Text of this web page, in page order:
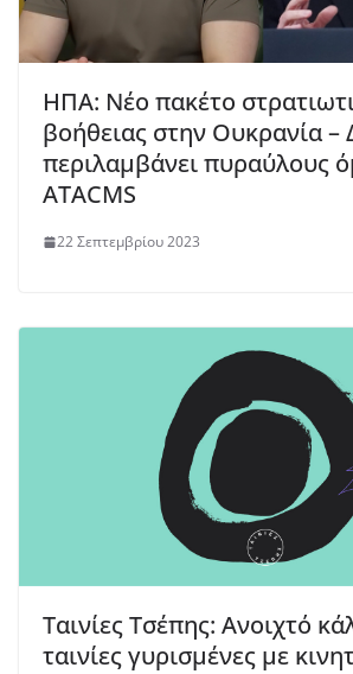
ΗΠΑ: Νέο πακέτο
βοήθειας στην Ουκρανία –
περιλαμβάνει πυραύλους
ATACMS
22 Σεπτεμβρίου 2023
Ταινίες Τσέπης: Ανοιχτό
ταινίες γυρισμένες με